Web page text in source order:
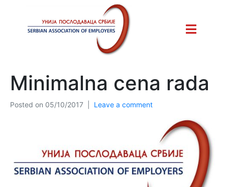
Minimalna cena rada
Posted on 05/10/2017 Leave a comment